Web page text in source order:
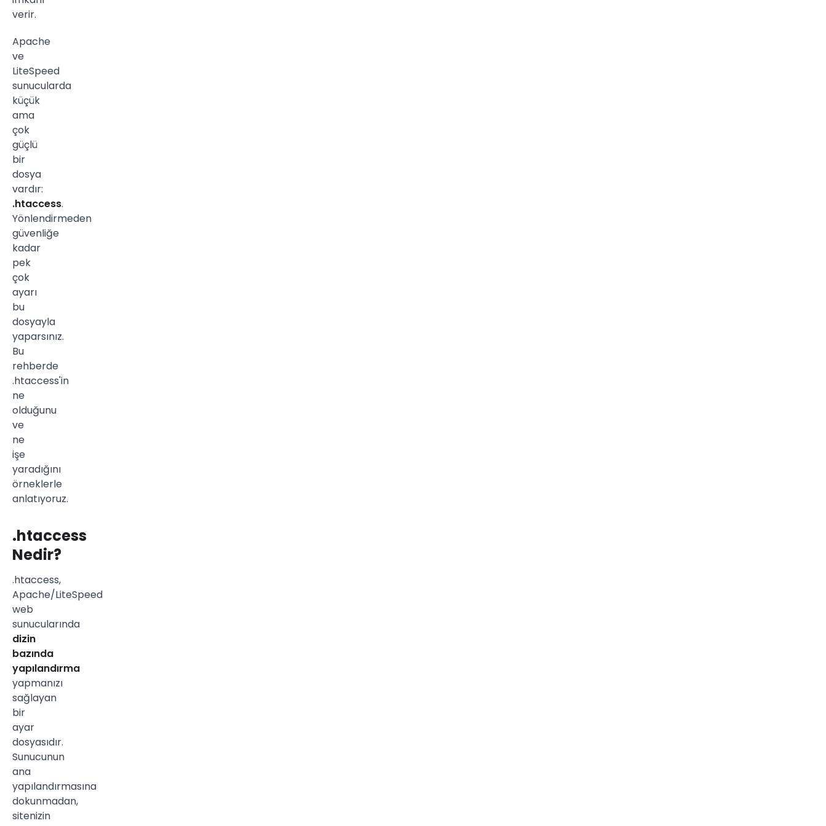
verir.
Apache
ve
LiteSpeed
sunucularda
küçük
ama
çok
güçlü
bir
dosya
vardır:
.htaccess.
Yönlendirmeden
güvenliğe
kadar
pek
çok
ayarı
bu
dosyayla
yaparsınız.
Bu
rehberde
.htaccess'in
ne
olduğunu
ve
ne
işe
yaradığını
örneklerle
anlatıyoruz.
.htaccess
Nedir?
.htaccess,
Apache/LiteSpeed
web
sunucularında
dizin
bazında
yapılandırma
yapmanızı
sağlayan
bir
ayar
dosyasıdır.
Sunucunun
ana
yapılandırmasına
dokunmadan,
sitenizin